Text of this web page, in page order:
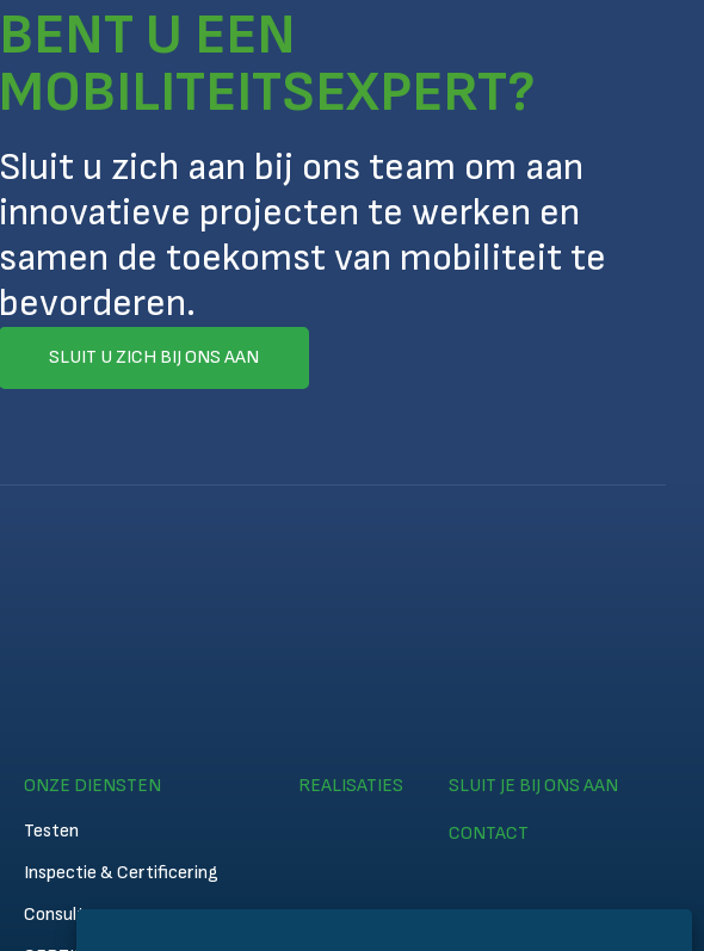
BENT U EEN
MOBILITEITSEXPERT?
Sluit u zich aan bij ons team om aan
innovatieve projecten te werken en
samen de toekomst van mobiliteit te
bevorderen.
SLUIT U ZICH BIJ ONS AAN
ONZE DIENSTEN
Testen
Inspectie & Certificering
Consultancy
REALISATIES SLUIT JE BIJ ONS AAN
CONTACT